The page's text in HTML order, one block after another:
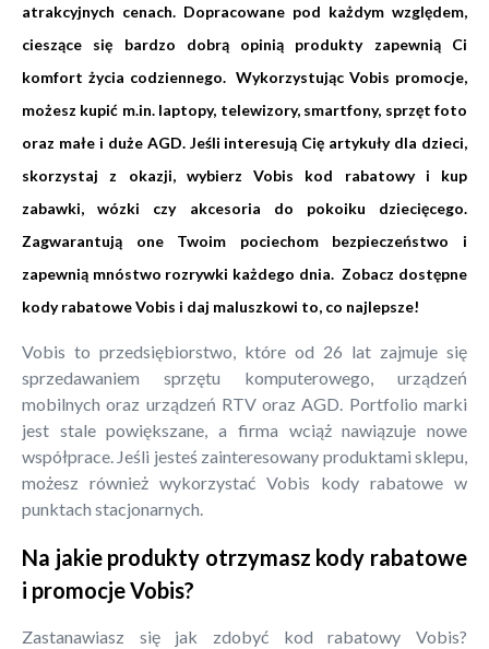
atrakcyjnych cenach. Dopracowane pod każdym względem,
cieszące się bardzo dobrą opinią produkty zapewnią Ci
komfort życia codziennego. Wykorzystując Vobis promocje,
możesz kupić m.in. laptopy, telewizory, smartfony, sprzęt foto
oraz małe i duże AGD. Jeśli interesują Cię artykuły dla dzieci,
skorzystaj z okazji, wybierz Vobis kod rabatowy i kup
zabawki, wózki czy akcesoria do pokoiku dziecięcego.
Zagwarantują one Twoim pociechom bezpieczeństwo i
zapewnią mnóstwo rozrywki każdego dnia. Zobacz dostępne
kody rabatowe Vobis i daj maluszkowi to, co najlepsze!
Vobis to przedsiębiorstwo, które od 26 lat zajmuje się
sprzedawaniem sprzętu komputerowego, urządzeń
mobilnych oraz urządzeń RTV oraz AGD. Portfolio marki
jest stale powiększane, a firma wciąż nawiązuje nowe
współprace. Jeśli jesteś zainteresowany produktami sklepu,
możesz również wykorzystać Vobis kody rabatowe w
punktach stacjonarnych.
Na jakie produkty otrzymasz kody rabatowe
i promocje Vobis?
Zastanawiasz się jak zdobyć kod rabatowy Vobis?